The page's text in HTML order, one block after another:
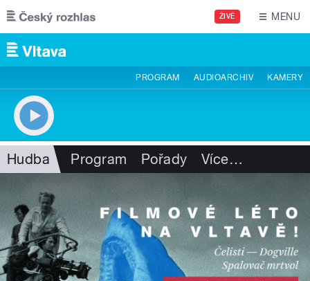
Přejít k hlavnímu obsahu
ŽIVĚ MENU
PROGRAM AUDIOARCHIV KAMERY
Hudba Program Pořady Více…